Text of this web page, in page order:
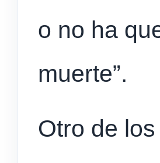
o no ha
muerte”.
Otro de